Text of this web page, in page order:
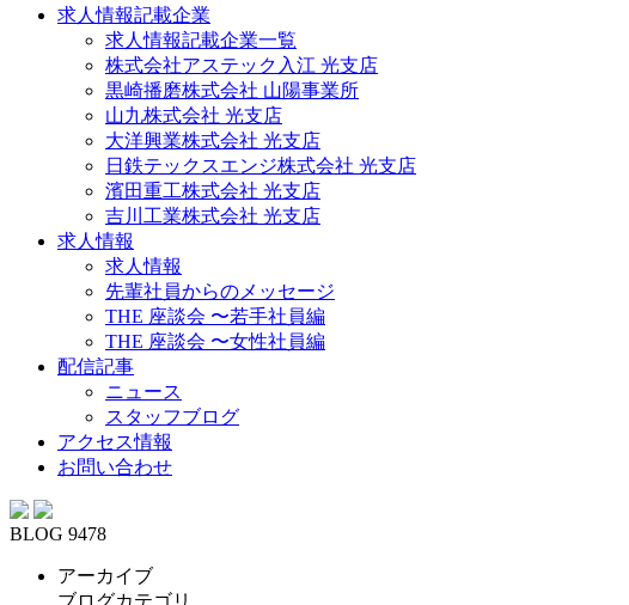
求人情報記載企業
求人情報記載企業一覧
株式会社アステック入江 光支店
黒崎播磨株式会社 山陽事業所
山九株式会社 光支店
大洋興業株式会社 光支店
日鉄テックスエンジ株式会社 光支店
濱田重工株式会社 光支店
吉川工業株式会社 光支店
求人情報
求人情報
先輩社員からのメッセージ
THE 座談会 〜若手社員編
THE 座談会 〜女性社員編
配信記事
ニュース
スタッフブログ
アクセス情報
お問い合わせ
BLOG 9478
アーカイブ
ブログカテゴリ